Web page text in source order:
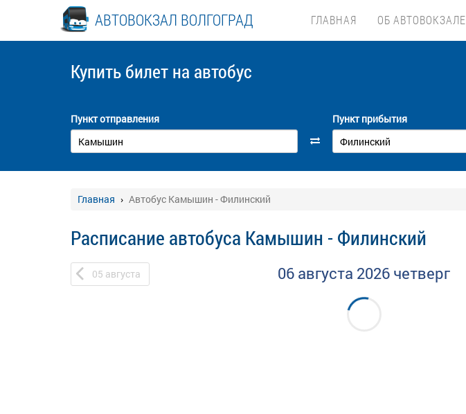
АВТОВОКЗАЛ ВОЛГОГРАД ГЛАВНАЯ ОБ АВТОВОКЗАЛЕ
Купить билет на автобус
Пункт отправления Пункт прибытия
Главная Автобус Камышин - Филинский
Расписание автобуса Камышин - Филинский
05 августа 06 августа 2026 четверг